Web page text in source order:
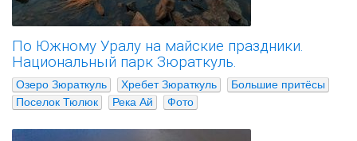
По Южному Уралу на майские праздники.
Национальный парк Зюраткуль.
Озеро Зюраткуль Хребет Зюраткуль
Большие притёсы
Поселок Тюлюк
Река Ай Фото